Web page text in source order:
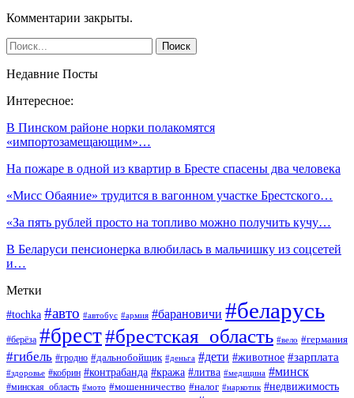
Комментарии закрыты.
Недавние Посты
Интересное:
В Пинском районе норки полакомятся
«импортозамещающим»…
На пожаре в одной из квартир в Бресте спасены два человека
«Мисс Обаяние» трудится в вагонном участке Брестского…
«За пять рублей просто на топливо можно получить кучу…
В Беларуси пенсионерка влюбилась в мальчишку из соцсетей
и…
Метки
#tochka #авто #автобус #армия #барановичи #беларусь
#берёза #брест#брестская_область #вело #германия
#гибель #гродно #дальнобойщик #деньга #дети #животное #зарплата
#здоровье #кобрин #контрабанда #кража #литва #медицина #минск
#минская_область #мото #мошенничество #налог #наркотик #недвижимость